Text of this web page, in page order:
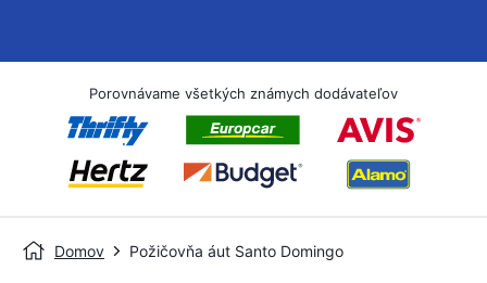
Porovnávame všetkých známych dodávateľov
Domov Požičovňa áut Santo Domingo